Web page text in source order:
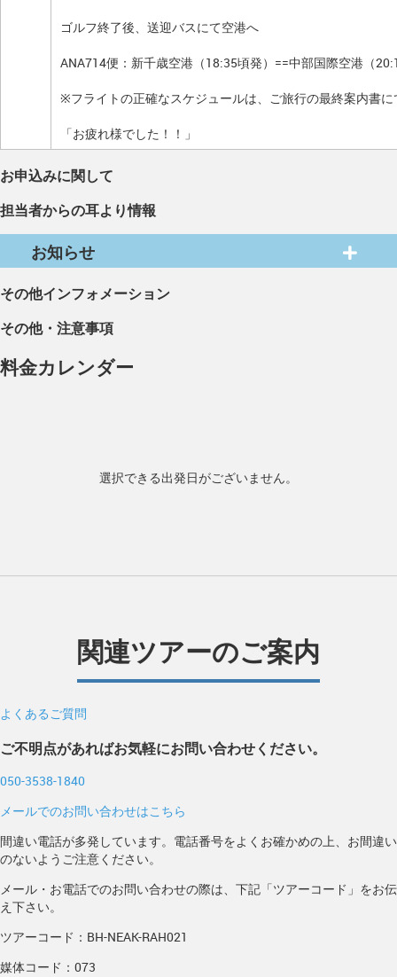
ゴルフ終了後、送迎バスにて空港へ
ANA714便：新千歳空港（18:35頃発）==中部国際空港（
※フライトの正確なスケジュールは、ご旅行の最終案内書
「お疲れ様でした！！」
お申込みに関して
担当者からの耳より情報
お知らせ
その他インフォメーション
その他・注意事項
料金カレンダー
選択できる出発日がございません。
関連ツアーのご案内
よくあるご質問
ご不明点があればお気軽にお問い合わせください。
050-3538-1840
メールでのお問い合わせはこちら
間違い電話が多発しています。電話番号をよくお確かめの上、お間違い
のないようご注意ください。
メール・お電話でのお問い合わせの際は、下記「ツアーコード」をお伝
え下さい。
ツアーコード：BH-NEAK-RAH021
媒体コード：073